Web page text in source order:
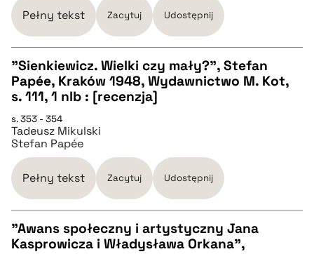
BIBTEX
Pełny tekst Zacytuj Udostępnij
CZYSTY TEKST
pobierz cytat
BIBTEX
"Sienkiewicz. Wielki czy mały?", Stefan
Papée, Kraków 1948, Wydawnictwo M. Kot,
s. 111, 1 nlb : [recenzja]
s. 353 - 354
Tadeusz Mikulski
Stefan Papée
Pełny tekst Zacytuj Udostępnij
"Awans społeczny i artystyczny Jana
Kasprowicza i Władysława Orkana",